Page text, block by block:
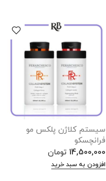
سیستم کلاژن پلکس مو
فرانچسکو
14,500,000 تومان
افزودن به سبد خرید